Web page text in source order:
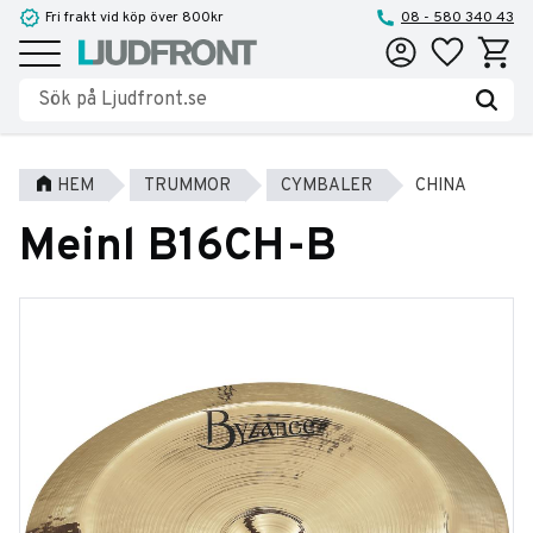
Meny
Fri frakt vid köp över 800kr 08 - 580 340 43
Favoriter
HEM TRUMMOR CYMBALER CHINA
Meinl B16CH-B